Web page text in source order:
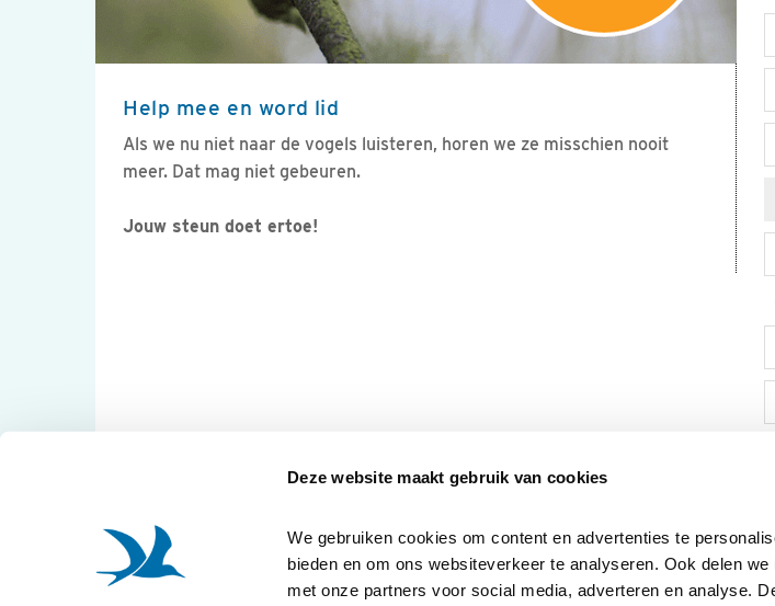
Deze website maakt gebruik van cookies
We gebruiken cookies om content en advertenties te
bieden en om ons websiteverkeer te analyseren. Ook delen
met onze partners voor social media, adverteren en analyse.
Help mee en word lid
Als we nu niet naar de vogels luisteren, horen we ze misschien nooit
meer. Dat mag niet gebeuren.
Jouw steun doet ertoe!